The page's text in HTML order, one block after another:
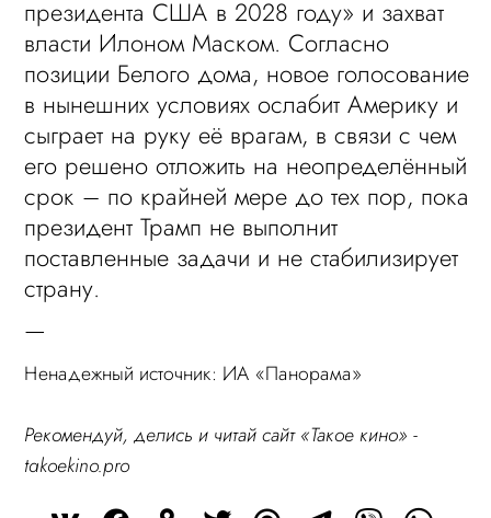
президента США в 2028 году» и захват
власти Илоном Маском. Согласно
позиции Белого дома, новое голосование
в нынешних условиях ослабит Америку и
сыграет на руку её врагам, в связи с чем
его решено отложить на неопределённый
срок – по крайней мере до тех пор, пока
президент Трамп не выполнит
поставленные задачи и не стабилизирует
страну.
—
Ненадежный источник: ИА «Панорама»
Рекомендуй, делись и читай сайт «Такое кино» -
takoekino.pro